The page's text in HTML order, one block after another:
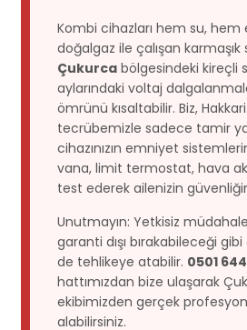
Kombi cihazları hem su,
doğalgaz ile çalışan
Çukurca bölgesindeki kireçli
aylarındaki voltaj
ömrünü kısaltabilir. Biz,
tecrübemizle sadece tamir
cihazınızın emniyet
vana, limit termostat, hava
test ederek ailenizin
Unutmayın: Yetkisiz
garanti dışı bırakabileceği
de tehlikeye atabilir. 0501
hattımızdan bize ulaşarak
ekibimizden gerçek
alabilirsiniz.